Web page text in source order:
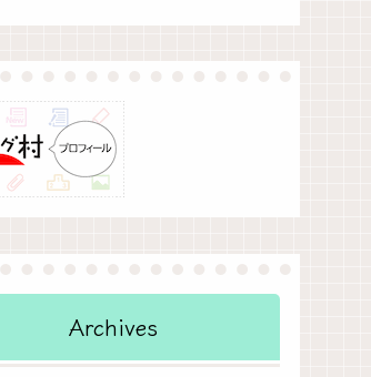
Archives